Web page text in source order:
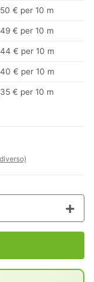
€ per 10 m
€ per 10 m
€ per 10 m
€ per 10 m
€ per 10 m